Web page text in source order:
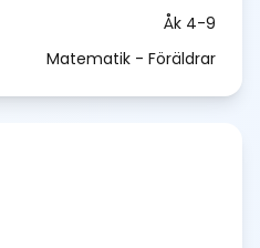
Åk 4-9
Matematik - Föräldrar